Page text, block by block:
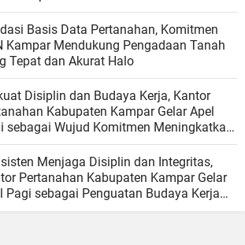
Basis Data Pertanahan, Komitmen
Kampar Mendukung Pengadaan Tanah
Tepat dan Akurat Halo
Disiplin dan Budaya Kerja, Kantor
Kabupaten Kampar Gelar Apel
sebagai Wujud Komitmen Meningkatkan
Pelayanan
Menjaga Disiplin dan Integritas,
Pertanahan Kabupaten Kampar Gelar
Pagi sebagai Penguatan Budaya Kerja